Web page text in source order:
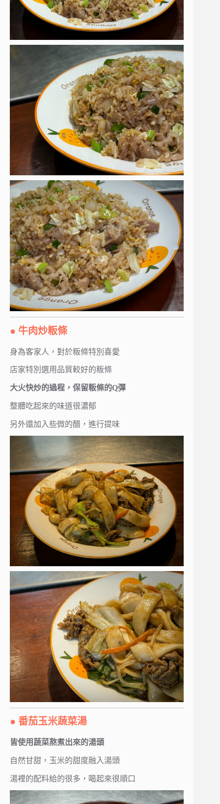
● 牛肉炒粄條
身為客家人，對於粄條特別喜愛
店家特別選用品質較好的粄條
大火快炒的過程，保留粄條的Q彈
整體吃起來的味道很濃郁
另外還加入些微的醋，進行提味
● 番茄玉米蔬菜湯
皆使用蔬菜熬煮出來的湯頭
自然甘甜，玉米的甜度融入湯頭
湯裡的配料給的很多，喝起來很順口